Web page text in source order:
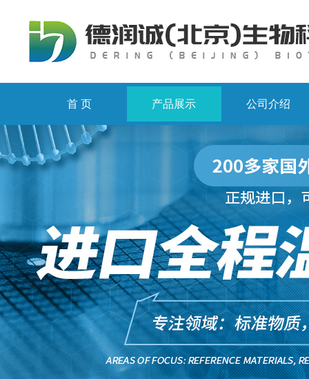
首 页 产品展示 公司介绍